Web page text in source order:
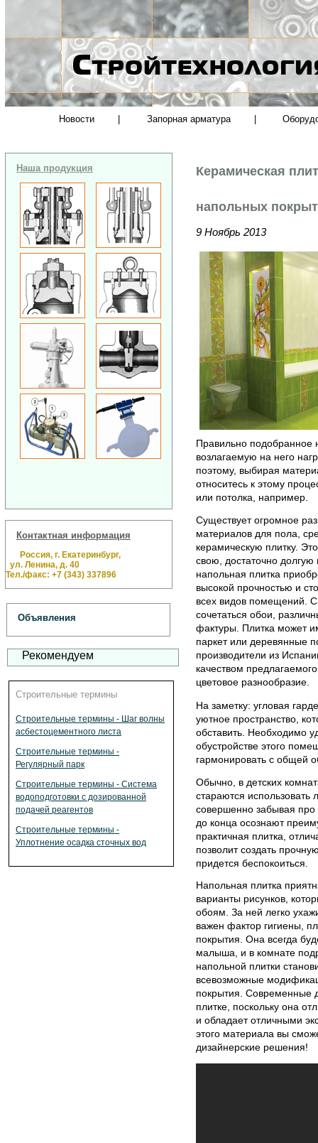
Новости Запорная арматура
Наша продукция
Контактная информация
Россия, г. Екатеринбург,
ул. Ленина, д. 40
Тел./факс: +7 (343) 337896
Объявления
Рекомендуем
Строительные термины
Строительные термины - Шаг волны
асбестоцементного листа
Строительные термины -
Регулярный парк
Строительные термины - Система
водоподготовки с дозированной
подачей реагентов
Строительные термины -
Уплотнение осадка сточных вод
Керамическая
напольных
9 Ноябрь 2013
Правильно подобранное
возлагаемую на него
поэтому, выбирая
относитесь к этому
или потолка, например.
Существует огромное
материалов для пола,
керамическую плитку.
свою, достаточно
напольная плитка
высокой прочностью и
всех видов помещений.
сочетаться обои,
фактуры. Плитка может
паркет или деревянные
производители из
качеством
цветовое разнообразие.
На заметку: угловая
уютное пространство,
обставить. Необходимо
обустройстве этого
гармонировать с общей
Обычно, в детских
стараются использовать
совершенно забывая про
до конца осознают
практичная плитка,
позволит создать
придется беспокоиться.
Напольная плитка
варианты рисунков,
обоям. За ней легко
важен фактор гигиены,
покрытия. Она всегда
малыша, и в комнате
напольной плитки
всевозможные
покрытия. Современные
плитке, поскольку она
и обладает отличными
этого материала вы
дизайнерские решения!